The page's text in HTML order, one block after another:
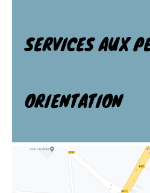
SERVICES AUX
ORIENTATION